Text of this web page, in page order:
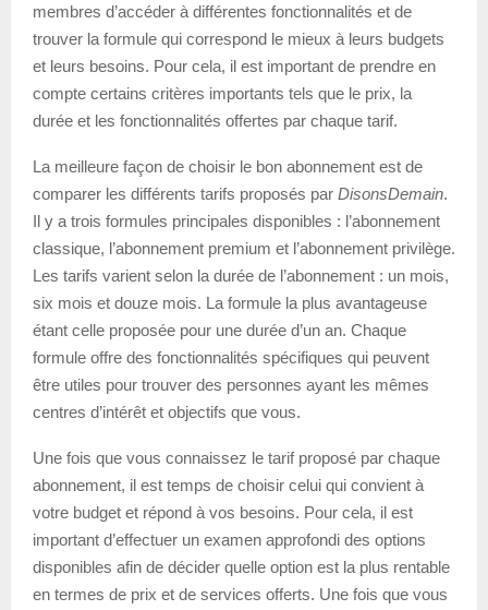
membres d’accéder à différentes fonctionnalités et de
trouver la formule qui correspond le mieux à leurs budgets
et leurs besoins. Pour cela, il est important de prendre en
compte certains critères importants tels que le prix, la
durée et les fonctionnalités offertes par chaque tarif.
La meilleure façon de choisir le bon abonnement est de
comparer les différents tarifs proposés par DisonsDemain.
Il y a trois formules principales disponibles : l’abonnement
classique, l’abonnement premium et l’abonnement privilège.
Les tarifs varient selon la durée de l’abonnement : un mois,
six mois et douze mois. La formule la plus avantageuse
étant celle proposée pour une durée d’un an. Chaque
formule offre des fonctionnalités spécifiques qui peuvent
être utiles pour trouver des personnes ayant les mêmes
centres d’intérêt et objectifs que vous.
Une fois que vous connaissez le tarif proposé par chaque
abonnement, il est temps de choisir celui qui convient à
votre budget et répond à vos besoins. Pour cela, il est
important d’effectuer un examen approfondi des options
disponibles afin de décider quelle option est la plus rentable
en termes de prix et de services offerts. Une fois que vous